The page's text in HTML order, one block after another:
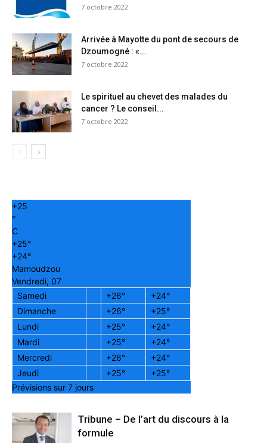
7 octobre 2022
Arrivée à Mayotte du pont de secours de
Dzoumogné : «...
7 octobre 2022
Le spirituel au chevet des malades du
cancer ? Le conseil...
7 octobre 2022
+25
°
C
+25°
+24°
Mamoudzou
Vendredi, 07
Samedi
+26° +24°
Dimanche
+26° +25°
Lundi
+25° +24°
Mardi
+25° +24°
Mercredi
+26° +24°
Jeudi
+25° +25°
Prévisions sur 7 jours
Tribune – De l’art du discours à la
formule